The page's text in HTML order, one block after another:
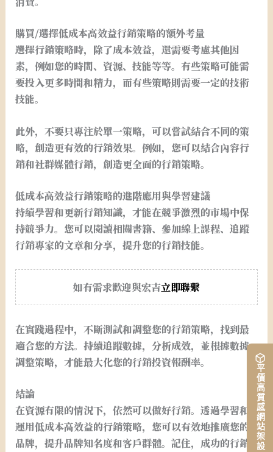
平價高質感網站架設
購買/選擇低成本高效益行銷策略的額外考量
選擇行銷策略時，除了成本效益，還需要考慮其他因
素，例如您的時間、資源、技能等等。有些策略可能需
要投入更多時間和精力，而有些策略則需要一定的技術
技能。
此外，不要只專注於單一策略，可以嘗試結合不同的策
略，創造更有效的行銷效果。例如，您可以結合內容行
銷和社群媒體行銷，創造更全面的行銷策略。
低成本高效益行銷策略的進階應用與學習建議
持續學習和更新行銷知識，才能在競爭激烈的市場中保
持競爭力。您可以閱讀相關書籍、參加線上課程、追蹤
行銷專家的文章和分享，提升您的行銷技能。
如有需求歡迎與宏吉立即聯繫
在實踐過程中，不斷測試和調整您的行銷策略，找到最
適合您的方法。持續追蹤數據，分析成效，並根據數據
調整策略，才能最大化您的行銷投資報酬率。
結論
在資源有限的情況下，依然可以做好行銷。透過學習和
運用低成本高效益的行銷策略，您可以有效地推廣您的
品牌，提升品牌知名度和客戶群體。記住，成功的行銷